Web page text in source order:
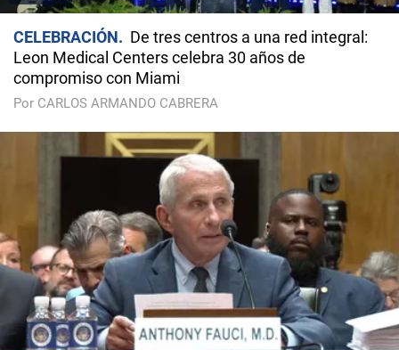
CELEBRACIÓN
De tres centros a una red integral:
Leon Medical Centers celebra 30 años de
compromiso con Miami
Por CARLOS ARMANDO CABRERA